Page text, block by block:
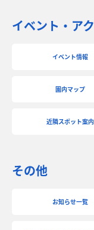
イベント・ア
イベント情報
園内マップ
近隣スポット案内
その他
お知らせ一覧